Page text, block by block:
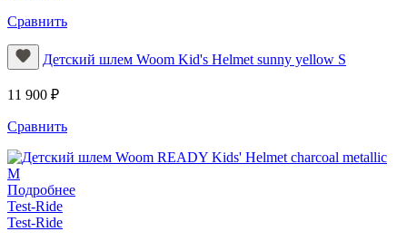
Сравнить
Детский шлем Woom Kid's Helmet sunny yellow S
11 900 ₽
Сравнить
Подробнее
Test-Ride
Test-Ride